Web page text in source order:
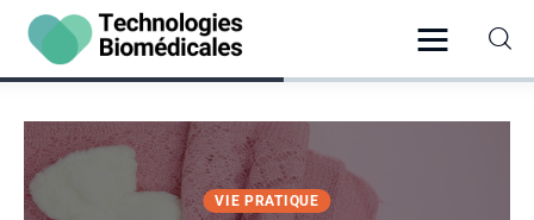
Santé
VIE PRATIQUE